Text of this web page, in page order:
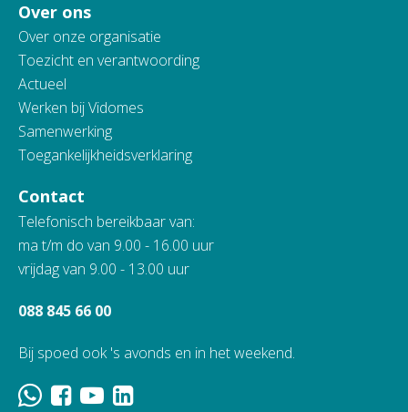
Over ons
Over onze organisatie
Toezicht en verantwoording
Actueel
Werken bij Vidomes
Samenwerking
Toegankelijkheidsverklaring
Contact
Telefonisch bereikbaar van:
ma t/m do van 9.00 - 16.00 uur
vrijdag van 9.00 - 13.00 uur
088 845 66 00
Bij spoed ook 's avonds en in het weekend.